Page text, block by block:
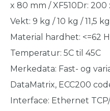
x 80 mm / XF510Dr:
Vekt: 9 kg / 10 kg / 11,5 kg
Material hardhet: <=62
Temperatur: 5C til 45C
Merkedata: Fast- og
DataMatrix, ECC200
Interface: Ethernet